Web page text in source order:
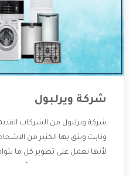
شركة ويرلبول
شركة ويرلبول من الشركات
وثابت ويثق بها الكثير من
لأنها تعمل على تطوير كل ما